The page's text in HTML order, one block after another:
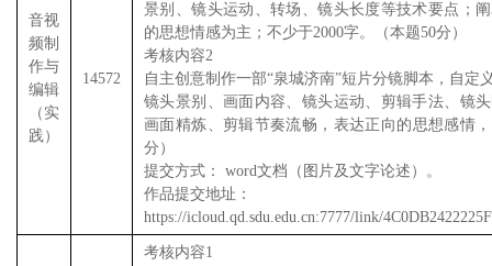
音视
频制
作与
编辑
（实
践）
14572
景别、镜头运动、转场、镜头长度等技术要点；
的思想情感为主；不少于2000字。（本题50分）
考核内容2
自主创意制作一部“泉城济南”短片分镜脚本，自定
镜头景别、画面内容、镜头运动、剪辑手法、镜
画面精炼、剪辑节奏流畅，表达正向的思想感情
分）
提交方式： word文档（图片及文字论述）。
作品提交地址：
https://icloud.qd.sdu.edu.cn:7777/link/
考核内容1